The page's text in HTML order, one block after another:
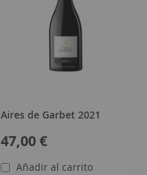
Aires de Garbet 2021
47,00 €
Añadir al carrito